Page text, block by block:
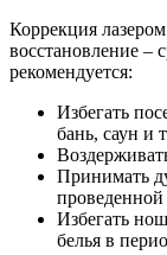
Коррекция
восстановление –
рекомендуется:
Избегать
бань, саун и
Принимать
Избегать
белья в